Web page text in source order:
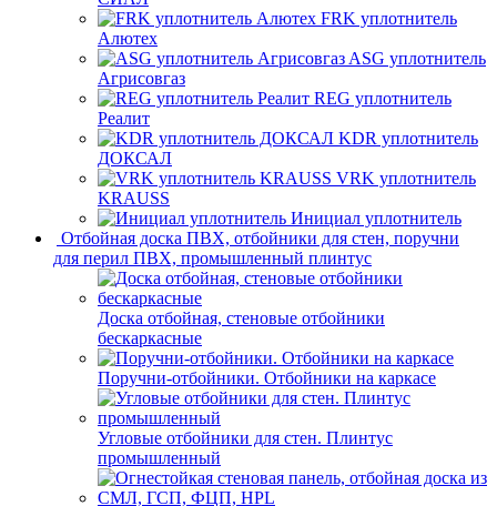
FRK уплотнитель
Алютех
ASG уплотнитель
Агрисовгаз
REG уплотнитель
Реалит
KDR уплотнитель
ДОКСАЛ
VRK уплотнитель
KRAUSS
Инициал уплотнитель
Отбойная доска ПВХ, отбойники для стен, поручни
для перил ПВХ, промышленный плинтус
Доска отбойная, стеновые отбойники
бескаркасные
Поручни-отбойники. Отбойники на каркасе
Угловые отбойники для стен. Плинтус
промышленный